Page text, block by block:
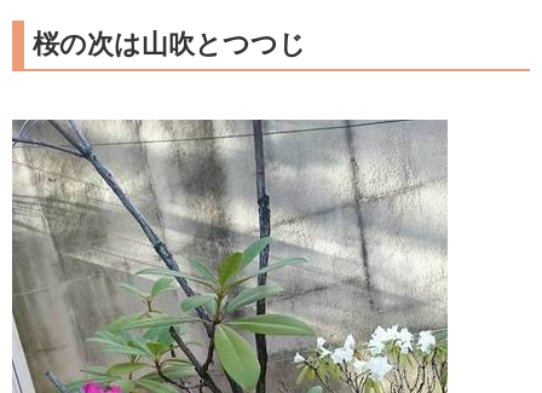
桜の次は山吹とつつじ